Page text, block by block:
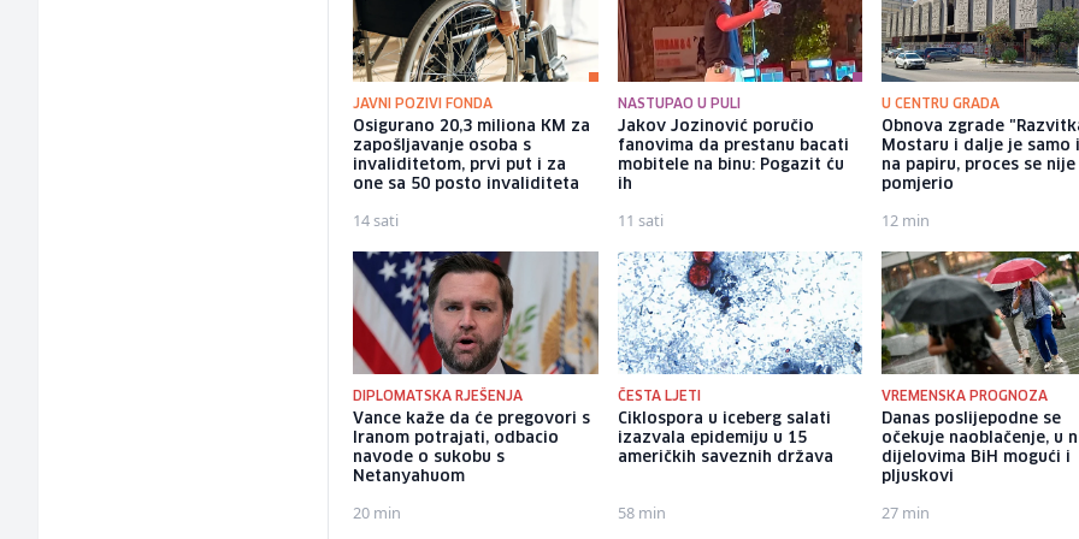
JAVNI POZIVI FONDA
Osigurano 20,3 miliona KM za
zapošljavanje osoba s
invaliditetom, prvi put i za
one sa 50 posto invaliditeta
14 sati
NASTUPAO U PULI
Jakov Jozinović poručio
fanovima da prestanu bacati
mobitele na binu: Pogazit ću
ih
11 sati
U CENTRU GRADA
Obnova zgrade
Mostaru i dalje je samo
na papiru, proces se nije
pomjerio
12 min
DIPLOMATSKA RJEŠENJA
Vance kaže da će pregovori s
Iranom potrajati, odbacio
navode o sukobu s
Netanyahuom
20 min
ČESTA LJETI
Ciklospora u iceberg salati
izazvala epidemiju u 15
američkih saveznih država
58 min
VREMENSKA PROGNOZA
Danas poslijepodne se
očekuje naoblačenje, u
dijelovima BiH mogući i
pljuskovi
27 min